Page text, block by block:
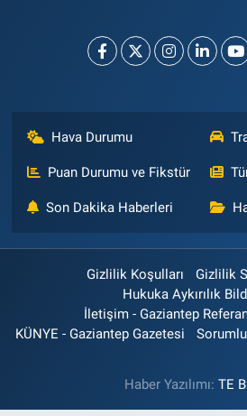
Hava Durumu
Puan Durumu ve Fikstür
Son Dakika Haberleri
Gizlilik Koşulları
Gizlilik
Hukuka Aykırılık
İletişim - Gaziantep
KÜNYE - Gaziantep Gazetesi
Haber Yazılımı: TE